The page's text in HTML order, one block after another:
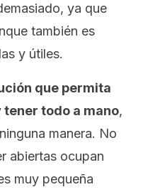
ya que
también es
y útiles.
que permita
todo a mano,
manera. No
abiertas ocupan
muy pequeña